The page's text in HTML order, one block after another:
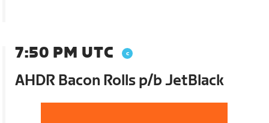
7:50 PM UTC
AHDR Bacon Rolls p/b JetBlack